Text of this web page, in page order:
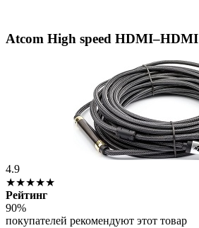
Atcom High speed HDMI–HDMI
4.9
★★★★★
Рейтинг
90%
покупателей рекомендуют этот товар